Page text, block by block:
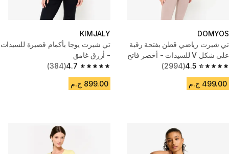
DOMYOS
تي شيرت رياضي قطن بفتحة رقبة
على شكل V للسيدات - أخضر فاتح
4.5
4.5 out of 5 stars from 2994 reviews
(2994)
499.00 ج.م
KIMJALY
تي شيرت يوجا بأكمام قصيرة للسيدات
- أزرق غامق
4.7
4.7 out of 5 stars from 384 reviews
(384)
899.00 ج.م